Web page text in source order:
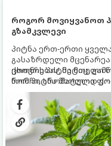
როგორ მოვიყვანოთ
გზამკვლევი
პიტნა ერთ-ერთი
გასაზრდელი
ცხოვრებას, მეტიც,
რომ პიტნა მხოლოდ
გრუნტში (ბაღში)
სწრაფად ვრცელდება
ქოთნის პიტნა მთელი
ნორჩი, არომატული
კერძებისთვის.